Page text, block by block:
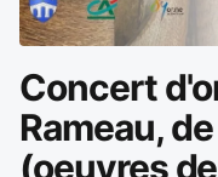
Concert
Rameau, de
(oeuvres